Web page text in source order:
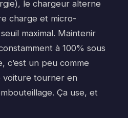
le chargeur alterne
charge et micro-
maximal. Maintenir
à 100% sous
c’est un peu comme
voiture tourner en
Ça use, et